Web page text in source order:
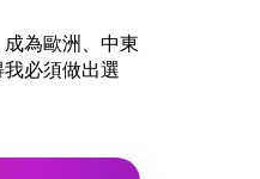
為歐洲、中東
必須做出選